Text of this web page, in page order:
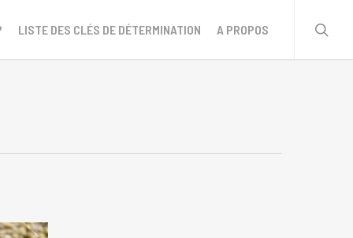
LISTE DES CLÉS DE DÉTERMINATION A PROPOS